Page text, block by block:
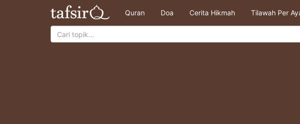
Quran Doa Cerita Hikmah Tilawah Per